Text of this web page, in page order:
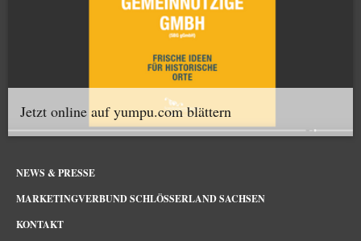
Jetzt online auf yumpu.com blättern
NEWS & PRESSE
MARKETINGVERBUND SCHLÖSSERLAND SACHSEN
KONTAKT